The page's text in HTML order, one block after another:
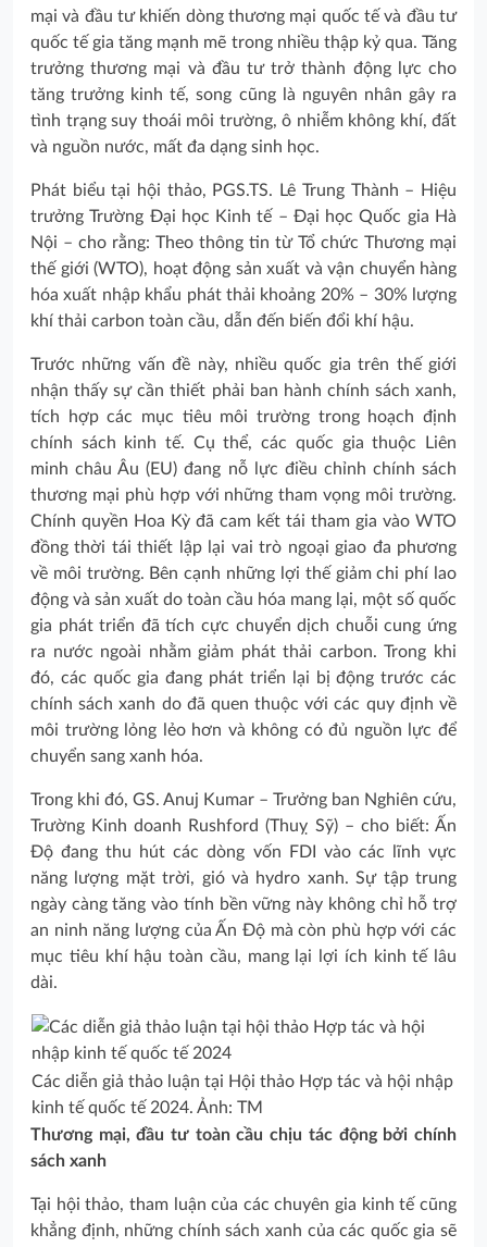
mại và đầu tư khiến dòng thương mại quốc tế và đầu tư
quốc tế gia tăng mạnh mẽ trong nhiều thập kỷ qua. Tăng
trưởng thương mại và đầu tư trở thành động lực cho
tăng trưởng kinh tế, song cũng là nguyên nhân gây ra
tình trạng suy thoái môi trường, ô nhiễm không khí, đất
và nguồn nước, mất đa dạng sinh học.
Phát biểu tại hội thảo, PGS.TS. Lê Trung Thành – Hiệu
trưởng Trường Đại học Kinh tế – Đại học Quốc gia Hà
Nội – cho rằng: Theo thông tin từ Tổ chức Thương mại
thế giới (WTO), hoạt động sản xuất và vận chuyển hàng
hóa xuất nhập khẩu phát thải khoảng 20% – 30% lượng
khí thải carbon toàn cầu, dẫn đến biến đổi khí hậu.
Trước những vấn đề này, nhiều quốc gia trên thế giới
nhận thấy sự cần thiết phải ban hành chính sách xanh,
tích hợp các mục tiêu môi trường trong hoạch định
chính sách kinh tế. Cụ thể, các quốc gia thuộc Liên
minh châu Âu (EU) đang nỗ lực điều chỉnh chính sách
thương mại phù hợp với những tham vọng môi trường.
Chính quyền Hoa Kỳ đã cam kết tái tham gia vào WTO
đồng thời tái thiết lập lại vai trò ngoại giao đa phương
về môi trường. Bên cạnh những lợi thế giảm chi phí lao
động và sản xuất do toàn cầu hóa mang lại, một số quốc
gia phát triển đã tích cực chuyển dịch chuỗi cung ứng
ra nước ngoài nhằm giảm phát thải carbon. Trong khi
đó, các quốc gia đang phát triển lại bị động trước các
chính sách xanh do đã quen thuộc với các quy định về
môi trường lỏng lẻo hơn và không có đủ nguồn lực để
chuyển sang xanh hóa.
Trong khi đó, GS. Anuj Kumar – Trưởng ban Nghiên cứu,
Trường Kinh doanh Rushford (Thuỵ Sỹ) – cho biết: Ấn
Độ đang thu hút các dòng vốn FDI vào các lĩnh vực
năng lượng mặt trời, gió và hydro xanh. Sự tập trung
ngày càng tăng vào tính bền vững này không chỉ hỗ trợ
an ninh năng lượng của Ấn Độ mà còn phù hợp với các
mục tiêu khí hậu toàn cầu, mang lại lợi ích kinh tế lâu
dài.
Các diễn giả thảo luận tại Hội thảo Hợp tác và hội nhập
kinh tế quốc tế 2024. Ảnh: TM
Thương mại, đầu tư toàn cầu chịu tác động bởi chính
sách xanh
Tại hội thảo, tham luận của các chuyên gia kinh tế cũng
khẳng định, những chính sách xanh của các quốc gia sẽ